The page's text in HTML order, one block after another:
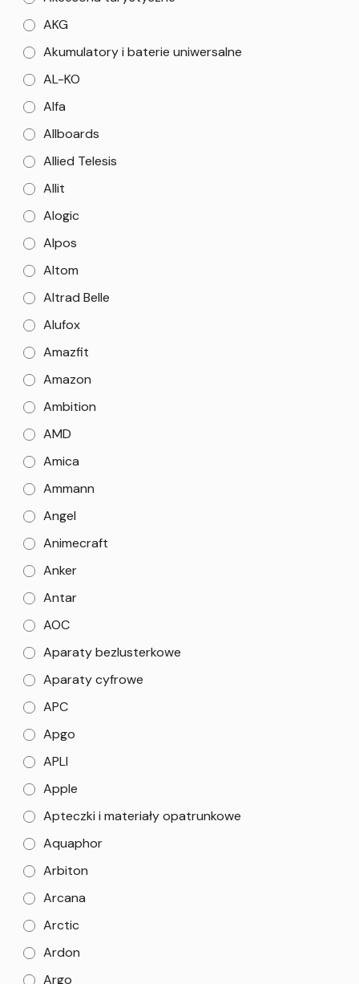
AKG
Akumulatory i baterie uniwersalne
AL-KO
Alfa
Allboards
Allied Telesis
Allit
Alogic
Alpos
Altom
Altrad Belle
Alufox
Amazfit
Amazon
Ambition
AMD
Amica
Ammann
Angel
Animecraft
Anker
Antar
AOC
Aparaty bezlusterkowe
Aparaty cyfrowe
APC
Apgo
APLI
Apple
Apteczki i materiały opatrunkowe
Aquaphor
Arbiton
Arcana
Arctic
Ardon
Argo